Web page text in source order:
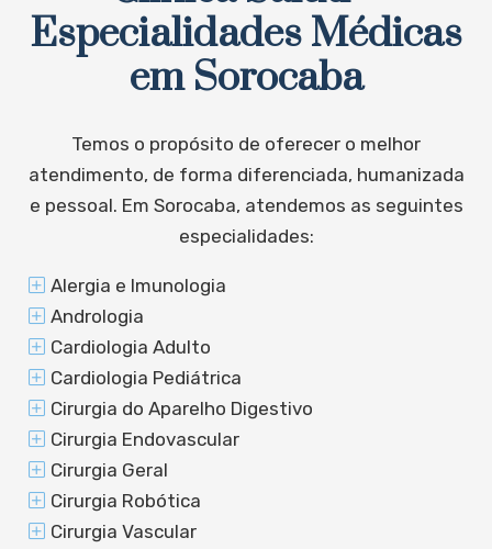
Especialidades Médicas
em Sorocaba
Temos o propósito de oferecer o melhor
atendimento, de forma diferenciada, humanizada
e pessoal. Em Sorocaba, atendemos as seguintes
especialidades:
Alergia e Imunologia
Andrologia
Cardiologia Adulto
Cardiologia Pediátrica
Cirurgia do Aparelho Digestivo
Cirurgia Endovascular
Cirurgia Geral
Cirurgia Robótica
Cirurgia Vascular